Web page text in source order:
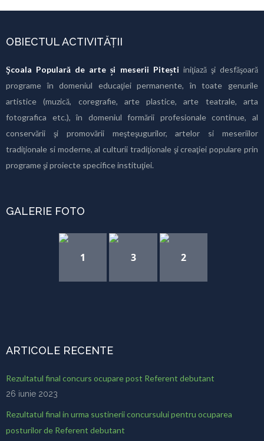
OBIECTUL ACTIVITĂȚII
Şcoala Populară de arte și meserii Pitești iniţiază şi desfăşoară
programe în domeniul educaţiei permanente, în toate genurile
artistice (muzică, coregrafie, arte plastice, arte teatrale, arta
fotografica etc.), în domeniul formării profesionale continue, al
conservării şi promovării meşteşugurilor, artelor si meseriilor
tradiţionale si moderne, al culturii tradiţionale şi creaţiei populare prin
programe şi proiecte specifice instituţiei.
GALERIE FOTO
1 3 2
ARTICOLE RECENTE
Rezultatul final concurs ocupare post Referent debutant
26 iunie 2023
Rezultatul final in urma sustinerii concursului pentru ocuparea
posturilor de Referent debutant